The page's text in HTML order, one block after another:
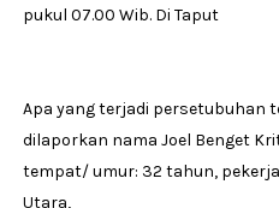
pukul 07.00 Wib. Di Taput
Apa yang terjadi persetubuhan
dilaporkan nama Joel Benget
tempat/ umur: 32 tahun,
Utara,